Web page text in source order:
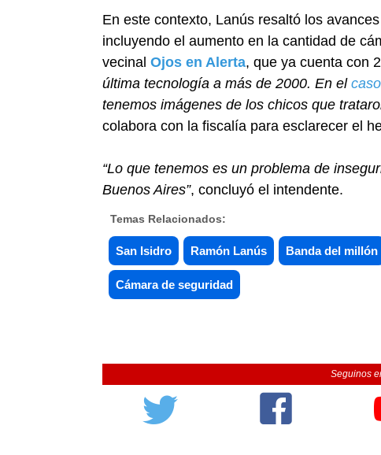
En este contexto, Lanús resaltó los
incluyendo el aumento en la cantidad de
vecinal Ojos en Alerta, que ya cuenta con
última tecnología a más de 2000. En el
tenemos imágenes de los chicos que
colabora con la fiscalía para esclarecer el
“Lo que tenemos es un problema de
Buenos Aires”, concluyó el intendente.
Temas Relacionados:
San Isidro Ramón Lanús Banda del millón
Cámara de seguridad
Seguinos